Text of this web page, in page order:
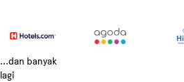
...dan banyak
lagi